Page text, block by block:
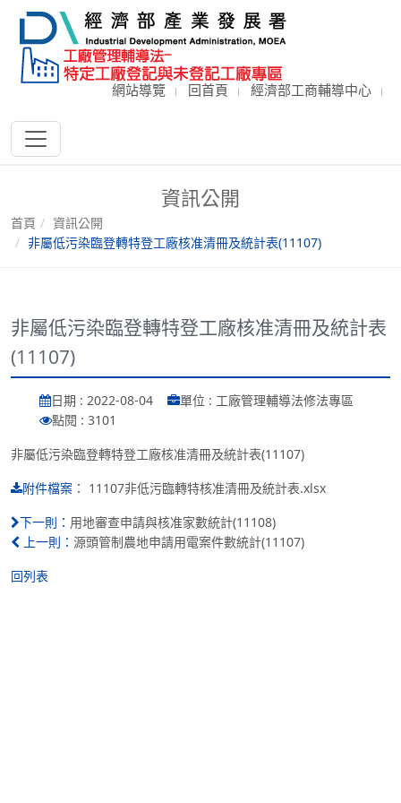
網站導覽 回首頁 經濟部工商輔導中心
資訊公開
首頁
資訊公開
非屬低污染臨登轉特登工廠核准清冊及統計表(11107)
非屬低污染臨登轉特登工廠核准清冊及統計表
(11107)
日期 : 2022-08-04
單位 : 工廠管理輔導法修法專區
點閱 : 3101
非屬低污染臨登轉特登工廠核准清冊及統計表(11107)
附件檔案 ： 11107非低污臨轉特核准清冊及統計表.xlsx
下一則： 用地審查申請與核准家數統計(11108)
上一則： 源頭管制農地申請用電案件數統計(11107)
回列表